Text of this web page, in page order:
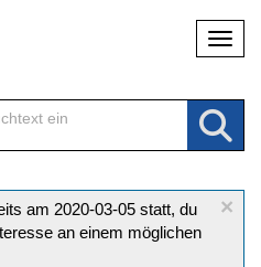
×
am 2020-03-05 statt, du
an einem möglichen